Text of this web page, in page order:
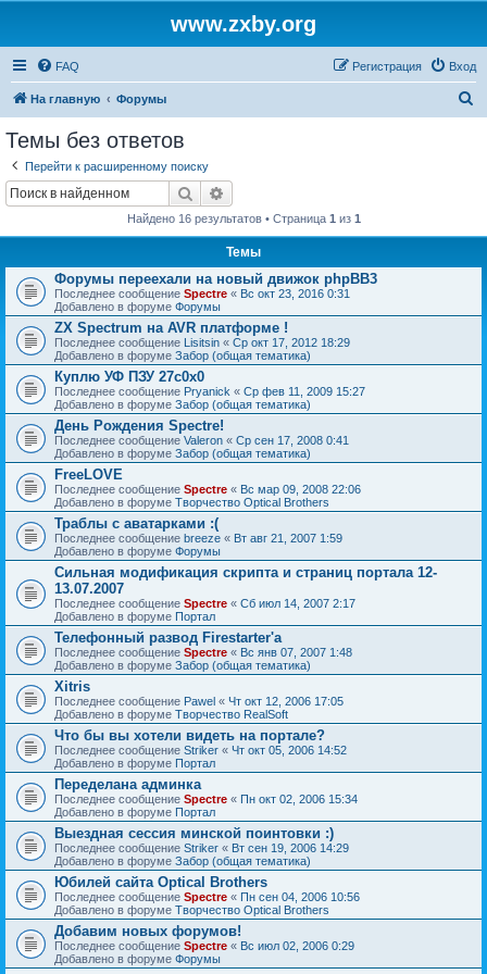
www.zxby.org
FAQ Вход
Регистрация
На главную Форумы
Темы без ответов
Перейти к расширенному поиску
Поиск
Найдено 16 результатов • Страница 1 из 1
Темы
Форумы переехали на новый движок phpBB3
Последнее сообщение Spectre « Вс окт 23, 2016 0:31
Добавлено в форуме Форумы
ZX Spectrum на AVR платформе !
Последнее сообщение Lisitsin « Ср окт 17, 2012 18:29
Добавлено в форуме Забор (общая тематика)
Куплю УФ ПЗУ 27с0х0
Последнее сообщение Pryanick « Ср фев 11, 2009 15:27
Добавлено в форуме Забор (общая тематика)
День Рождения Spectre!
Последнее сообщение Valeron « Ср сен 17, 2008 0:41
Добавлено в форуме Забор (общая тематика)
FreeLOVE
Последнее сообщение Spectre « Вс мар 09, 2008 22:06
Добавлено в форуме Творчество Optical Brothers
Траблы с аватарками :(
Последнее сообщение breeze « Вт авг 21, 2007 1:59
Добавлено в форуме Форумы
Сильная модификация скрипта и страниц портала 12-
13.07.2007
Последнее сообщение Spectre « Сб июл 14, 2007 2:17
Добавлено в форуме Портал
Телефонный развод Firestarter'а
Последнее сообщение Spectre « Вс янв 07, 2007 1:48
Добавлено в форуме Забор (общая тематика)
Xitris
Последнее сообщение Pawel « Чт окт 12, 2006 17:05
Добавлено в форуме Творчество RealSoft
Что бы вы хотели видеть на портале?
Последнее сообщение Striker « Чт окт 05, 2006 14:52
Добавлено в форуме Портал
Переделана админка
Последнее сообщение Spectre « Пн окт 02, 2006 15:34
Добавлено в форуме Портал
Выездная сессия минской поинтовки :)
Последнее сообщение Striker « Вт сен 19, 2006 14:29
Добавлено в форуме Забор (общая тематика)
Юбилей сайта Optical Brothers
Последнее сообщение Spectre « Пн сен 04, 2006 10:56
Добавлено в форуме Творчество Optical Brothers
Добавим новых форумов!
Последнее сообщение Spectre « Вс июл 02, 2006 0:29
Добавлено в форуме Форумы